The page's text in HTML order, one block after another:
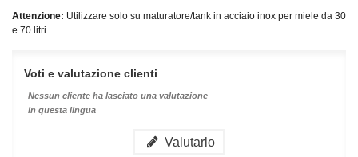
Attenzione: Utilizzare solo su maturatore/tank in acciaio inox per miele da 30
e 70 litri.
Voti e valutazione clienti
Nessun cliente ha lasciato una valutazione
in questa lingua
Valutarlo